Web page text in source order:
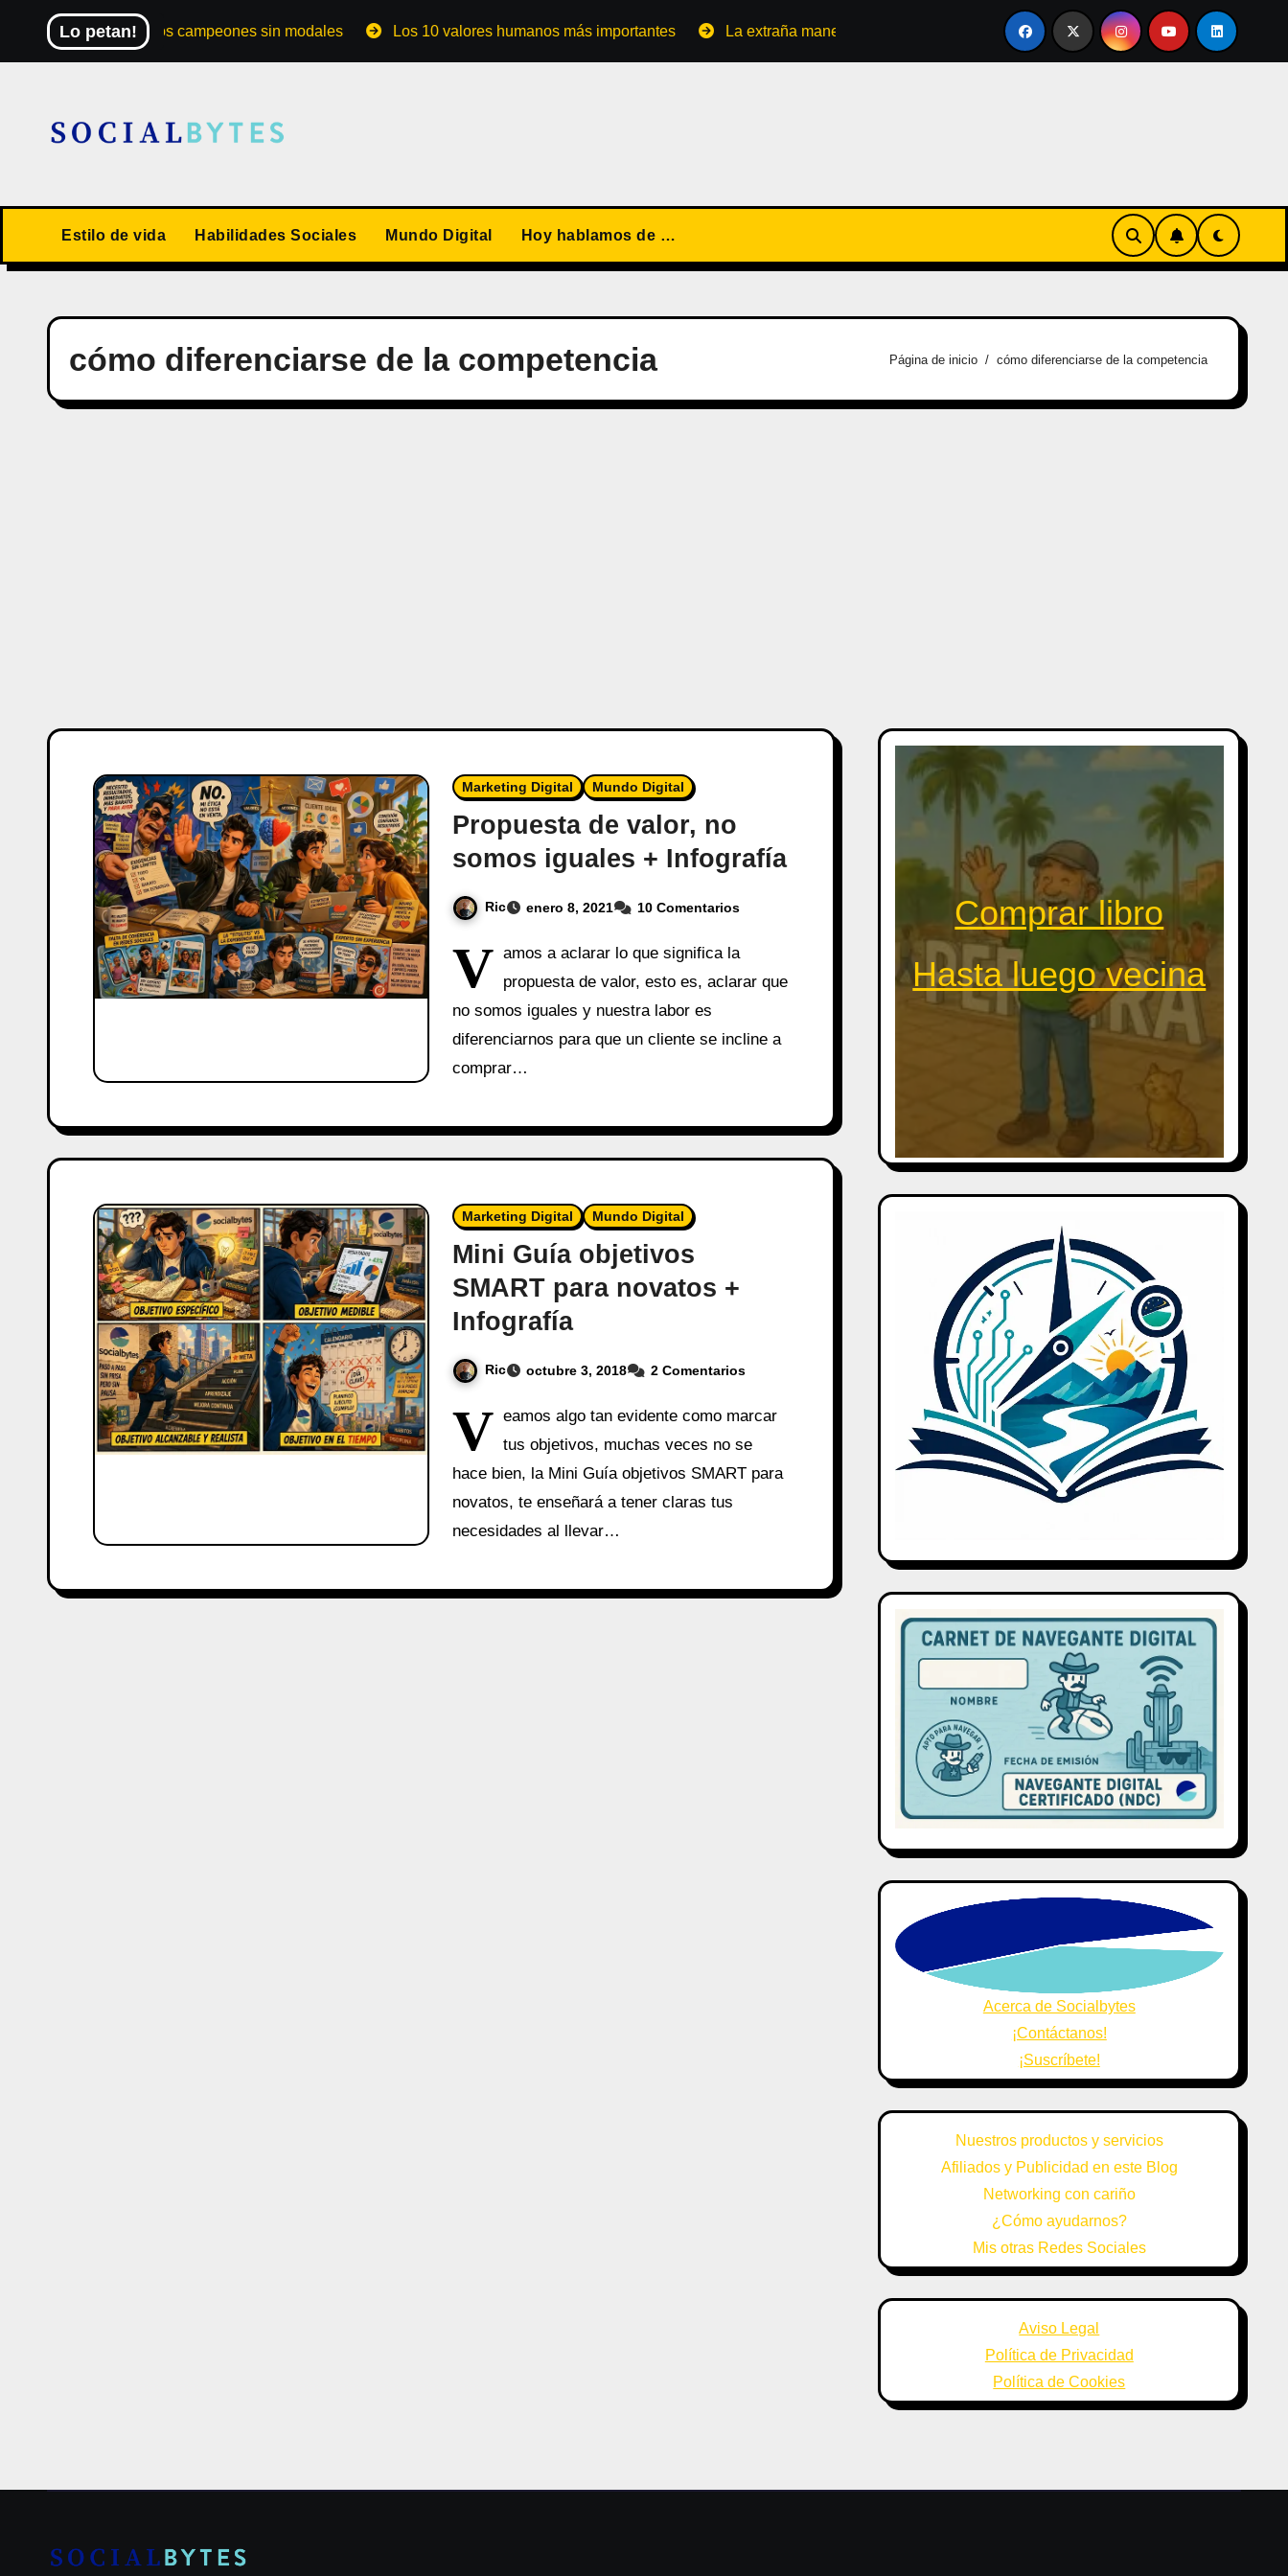
contenido
Lo petan!
El Mundial de los campeones sin modales Los 10 valores humanos más importantes La extraña manera de convertirse en familia El primer tour de la India Chiquitina
Estilo de vida Habilidades Sociales Mundo Digital Hoy hablamos de …
cómo diferenciarse de la competencia Página de inicio cómo diferenciarse de la competencia
Marketing Digital Mundo Digital
Propuesta de valor, no
somos iguales + Infografía
Ric enero 8, 2021 10 Comentarios
V amos a aclarar lo que significa la
propuesta de valor, esto es, aclarar que
no somos iguales y nuestra labor es
diferenciarnos para que un cliente se incline a
comprar…
Marketing Digital Mundo Digital
Mini Guía objetivos
SMART para novatos +
Infografía
Ric octubre 3, 2018 2 Comentarios
V eamos algo tan evidente como marcar
tus objetivos, muchas veces no se
hace bien, la Mini Guía objetivos SMART para
novatos, te enseñará a tener claras tus
necesidades al llevar…
Comprar libro
Hasta luego vecina
Acerca de Socialbytes
¡Contáctanos!
¡Suscríbete!
Nuestros productos y servicios
Afiliados y Publicidad en este Blog
Networking con cariño
¿Cómo ayudarnos?
Mis otras Redes Sociales
Aviso Legal
Política de Privacidad
Política de Cookies